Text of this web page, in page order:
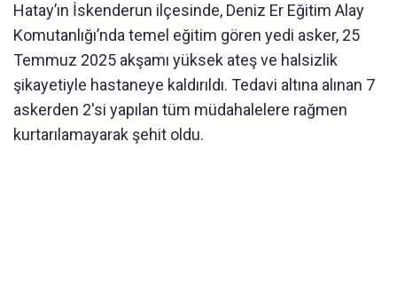
Hatay’ın İskenderun ilçesinde, Deniz Er Eğitim Alay
Komutanlığı’nda temel eğitim gören yedi asker, 25
Temmuz 2025 akşamı yüksek ateş ve halsizlik
şikayetiyle hastaneye kaldırıldı. Tedavi altına alınan 7
askerden 2'si yapılan tüm müdahalelere rağmen
kurtarılamayarak şehit oldu.